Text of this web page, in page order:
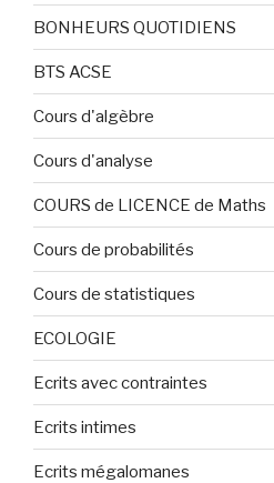
BONHEURS QUOTIDIENS
BTS ACSE
Cours d'algèbre
Cours d'analyse
COURS de LICENCE de Maths
Cours de probabilités
Cours de statistiques
ECOLOGIE
Ecrits avec contraintes
Ecrits intimes
Ecrits mégalomanes